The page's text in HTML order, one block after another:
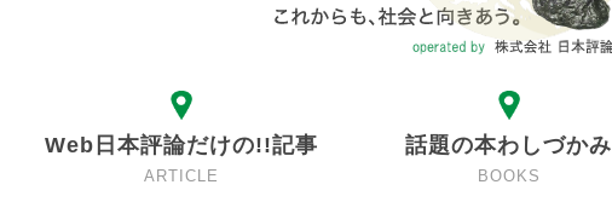
Web日本評論だけの!!記事
ARTICLE
話題の本わしづかみ
BOOKS